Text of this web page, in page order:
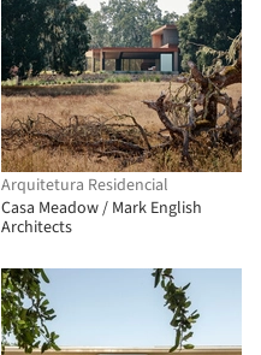
Arquitetura Residencial
Casa Meadow / Mark English
Architects